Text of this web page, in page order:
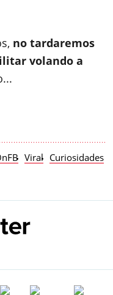
no tardaremos
volando a
Viral Curiosidades